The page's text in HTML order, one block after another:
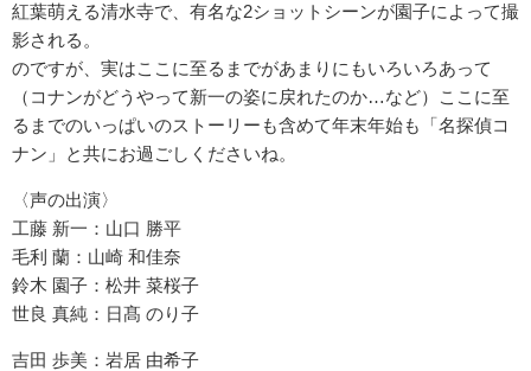
紅葉萌える清水寺で、有名な2ショットシーンが園子によって撮
影される。
のですが、実はここに至るまでがあまりにもいろいろあって
（コナンがどうやって新一の姿に戻れたのか…など）ここに至
るまでのいっぱいのストーリーも含めて年末年始も「名探偵コ
ナン」と共にお過ごしくださいね。
〈声の出演〉
工藤 新一：山口 勝平
毛利 蘭：山崎 和佳奈
鈴木 園子：松井 菜桜子
世良 真純：日髙 のり子
吉田 歩美：岩居 由希子